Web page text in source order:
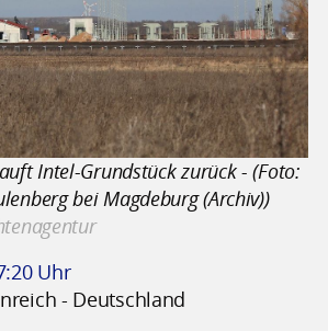
Intel-Grundstück zurück - (Foto:
bei Magdeburg (Archiv))
Uhr
- Deutschland